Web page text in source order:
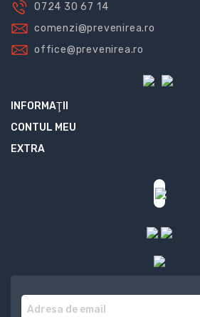
0724 30 67 14
comenzi@prevenirea.ro
office@prevenirea.ro
INFORMAŢII
CONTUL MEU
EXTRA